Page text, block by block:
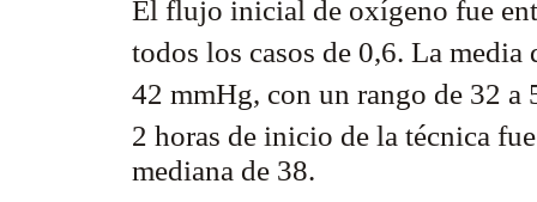
El flujo inicial de oxígeno fue
todos los casos de 0,6. La media
42 mmHg, con un rango de 32 a
2 horas de inicio de la técnica
mediana de 38.